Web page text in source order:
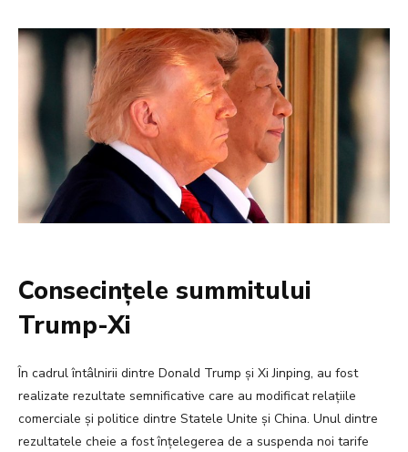
Consecințele summitului
Trump-Xi
În cadrul întâlnirii dintre Donald Trump și Xi Jinping, au fost
realizate rezultate semnificative care au modificat relațiile
comerciale și politice dintre Statele Unite și China. Unul dintre
rezultatele cheie a fost înțelegerea de a suspenda noi tarife